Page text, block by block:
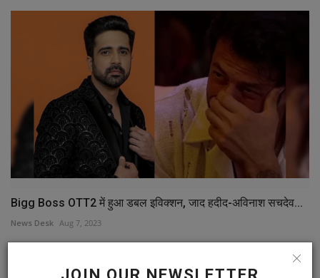
Bigg Boss OTT2 में हुआ डबल इविक्शन, जाद हदीद-अविनाश सचदेव...
News Desk Aug 7, 2023